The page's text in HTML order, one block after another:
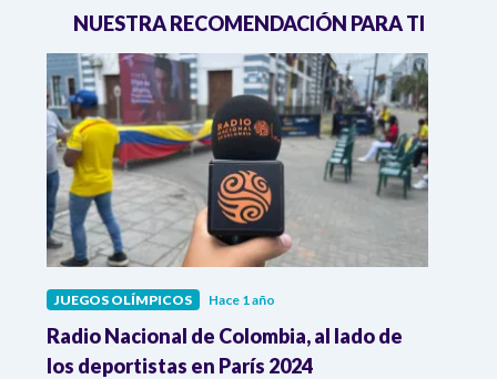
NUESTRA RECOMENDACIÓN PARA TI
JUEGOS OLÍMPICOS Hace 1 año
Radio Nacional de Colombia, al lado de
los deportistas en París 2024